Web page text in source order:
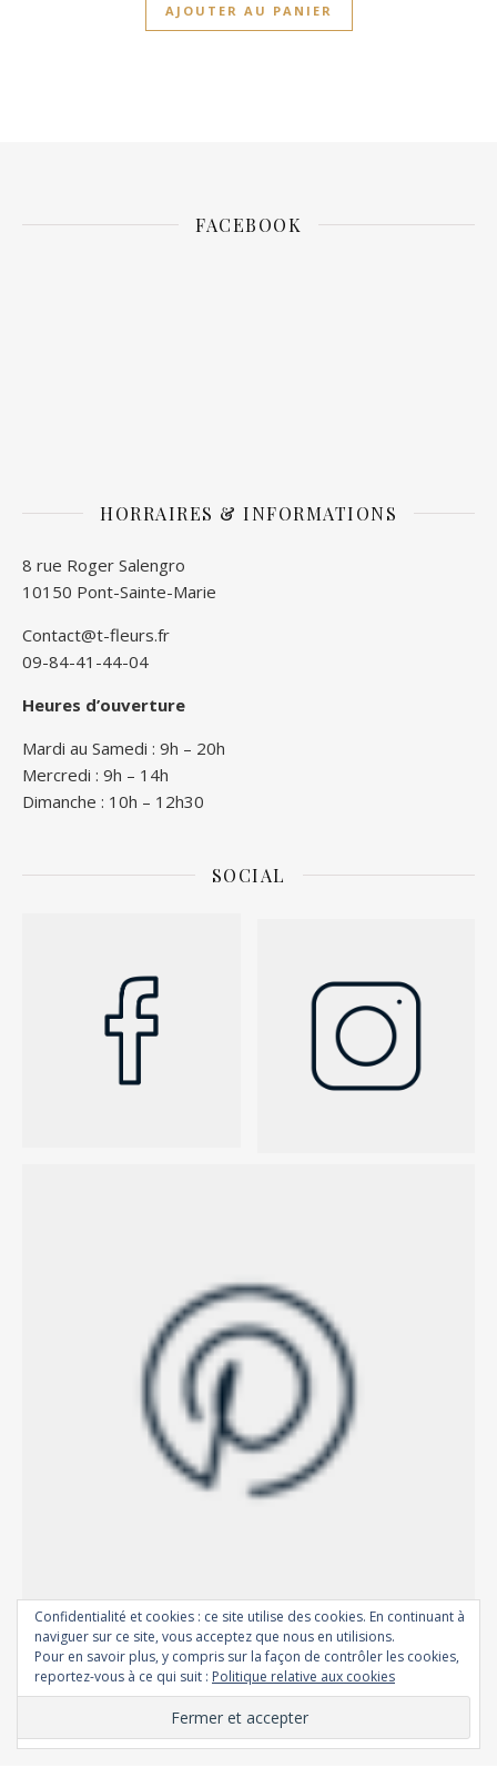
AJOUTER AU PANIER
FACEBOOK
HORRAIRES & INFORMATIONS
8 rue Roger Salengro
10150 Pont-Sainte-Marie
Contact@t-fleurs.fr
09-84-41-44-04
Heures d’ouverture
Mardi au Samedi : 9h – 20h
Mercredi : 9h – 14h
Dimanche : 10h – 12h30
SOCIAL
Confidentialité et cookies : ce site utilise des cookies. En continuant à
naviguer sur ce site, vous acceptez que nous en utilisions.
Pour en savoir plus, y compris sur la façon de contrôler les cookies,
reportez-vous à ce qui suit : Politique relative aux cookies